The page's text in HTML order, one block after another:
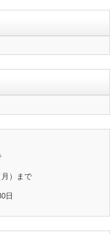
）まで
日